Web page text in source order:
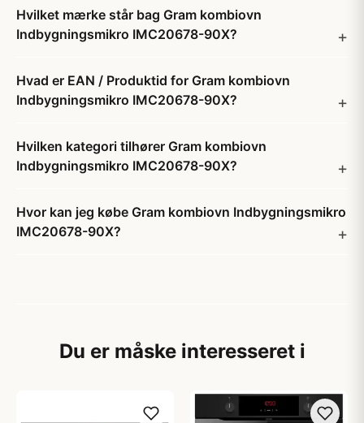
Hvilket mærke står bag Gram kombiovn
Indbygningsmikro IMC20678-90X?
Hvad er EAN / Produktid for Gram kombiovn
Indbygningsmikro IMC20678-90X?
Hvilken kategori tilhører Gram kombiovn
Indbygningsmikro IMC20678-90X?
Hvor kan jeg købe Gram kombiovn Indbygningsmikro
IMC20678-90X?
Du er måske interesseret i